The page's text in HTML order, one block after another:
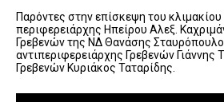
Παρόντες στην επίσκεψη του κλιμακίου
περιφερειάρχης Ηπείρου Αλεξ.
Γρεβενών της ΝΔ Θανάσης
αντιπεριφερειάρχης Γρεβενών
Γρεβενών Κυριάκος Ταταρίδης.